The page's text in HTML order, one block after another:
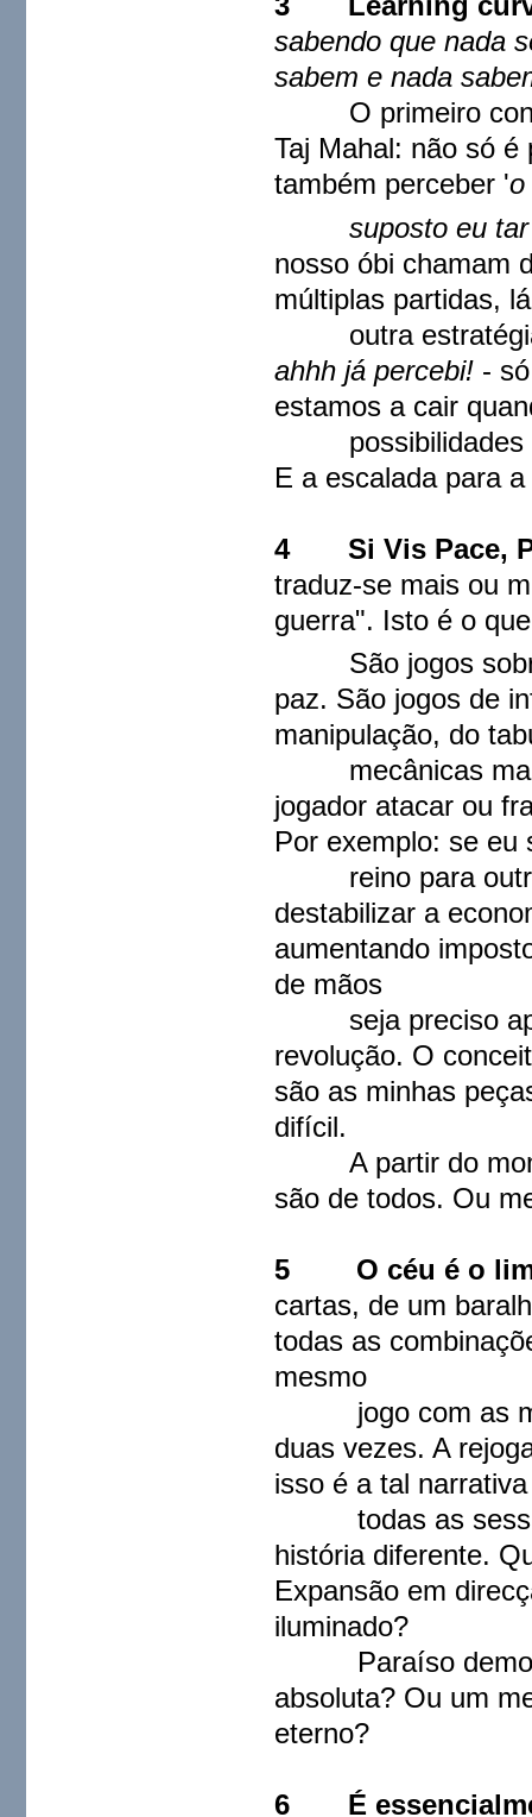
sabendo que nada
sabem e nada
O primeiro
Taj Mahal: não só
também perceber 'o
suposto eu tar
nosso óbi chamam
múltiplas partidas,
outra estratégia,
ahhh já percebi! -
estamos a cair
possibilidades
E a escalada para
4Si Vis Pace,
traduz-se mais ou
guerra". Isto é o
São jogos sobre
paz. São jogos de
manipulação, do
mecânicas mais
jogador atacar ou
Por exemplo: se eu
reino para outro
destabilizar a
aumentando
de mãos
seja preciso
revolução. O
são as minhas
difícil.
A partir do
são de todos. Ou
5 O céu é o
cartas, de um
todas as
mesmo
jogo com as
duas vezes. A
isso é a tal
todas as
história diferente.
Expansão em
iluminado?
Paraíso
absoluta? Ou um
eterno?
6 É